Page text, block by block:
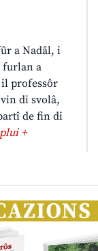
a Nadâl, i
furlan a
professôr
di svolâ,
de fin di
+